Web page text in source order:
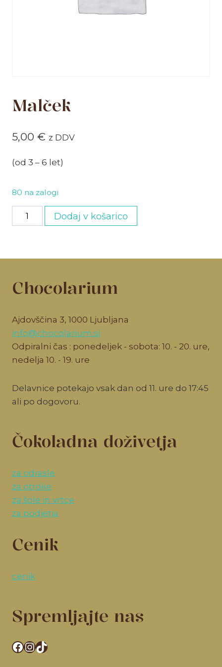
Malček
5,00 € z DDV
(od 3 – 6 let)
80 na zalogi
Malček
količina
Dodaj v košarico
Chocolarium
Ajdovščina 3, 1000 Ljubljana
info@chocolarium.si
Odpiralni čas : ponedeljek - sobota: 10. - 20. ure,
nedelja 10. - 19. ure
Delavnice potekajo vsak dan od 11. ure do 17:45
ali po dogovoru.
Čokoladna doživetja
za odrasle
za otroke
za šole in vrtce
za podjetja
Cenik
cenik
Spremljajte nas
Facebook
Instagram
TikTok